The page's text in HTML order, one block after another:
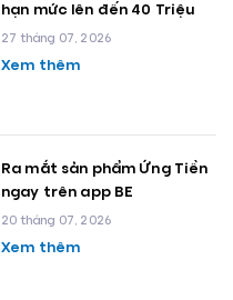
hạn mức lên đến 40 Triệu
27 tháng 07, 2026
Xem thêm
Ra mắt sản phẩm Ứng Tiền
ngay trên app BE
20 tháng 07, 2026
Xem thêm